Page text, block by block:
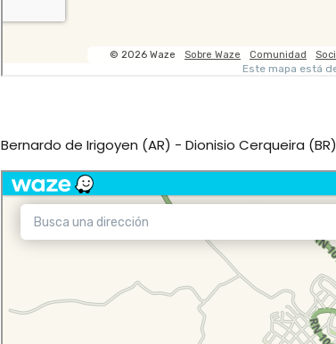
Bernardo de Irigoyen (AR) - Dionisio Cerqueira (BR)